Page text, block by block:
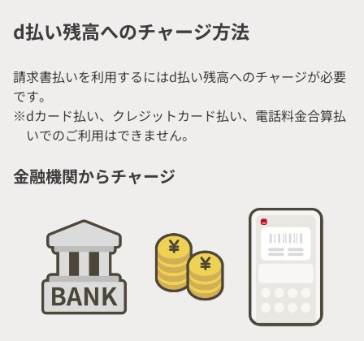
d払い残高へのチャージ方法
請求書払いを利用するにはd払い残高へのチャージが必要
です。
※dカード払い、クレジットカード払い、電話料金合算払
いでのご利用はできません。
金融機関からチャージ